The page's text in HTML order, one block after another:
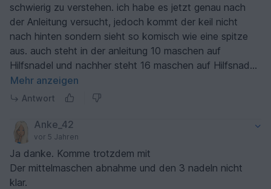
schwierig zu verstehen. ich habe es jetzt genau nach
der Anleitung versucht, jedoch kommt der keil nicht
nach hinten sondern sieht so komisch wie eine spitze
aus. auch steht in der anleitung 10 maschen auf
Hilfsnadel und nachher steht 16 maschen auf Hilfsnadel
muss man diese vorher auf Hilfsnadel oder erst zum
Schluss, ist für mich einwenig irre führend. es sieht genau
nach vorn nicht nach hinten.
Mehr anzeigen
Antwort
Anke_42
vor 5 Jahren
Ja danke. Komme trotzdem mit
Der mittelmaschen abnahme und den 3 nadeln nicht
klar.